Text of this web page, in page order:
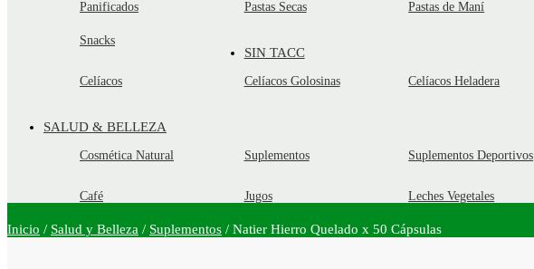
Panificados Pastas Secas Pastas de Maní
Snacks
SIN TACC
Celíacos Celíacos Golosinas Celíacos Heladera
SALUD & BELLEZA
Cosmética Natural Suplementos Suplementos Deportivos
Café Jugos Leches Vegetales
Inicio / Salud y Belleza / Suplementos / Natier Hierro Quelado x 50 Cápsulas